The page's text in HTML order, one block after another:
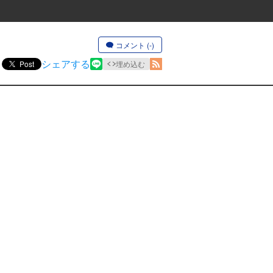
コメント (-)
Post シェアする 埋め込む